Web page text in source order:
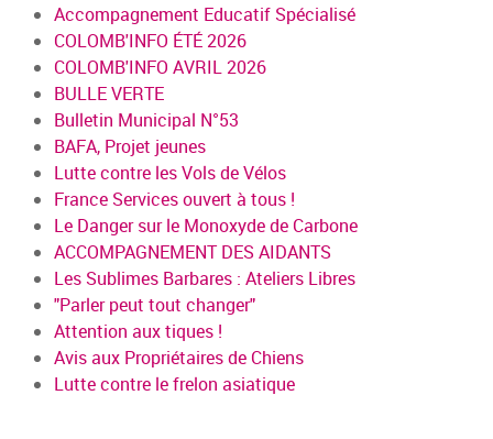
Accompagnement Educatif Spécialisé
COLOMB'INFO ÉTÉ 2026
COLOMB'INFO AVRIL 2026
BULLE VERTE
Bulletin Municipal N°53
BAFA, Projet jeunes
Lutte contre les Vols de Vélos
France Services ouvert à tous !
Le Danger sur le Monoxyde de Carbone
ACCOMPAGNEMENT DES AIDANTS
Les Sublimes Barbares : Ateliers Libres
"Parler peut tout changer"
Attention aux tiques !
Avis aux Propriétaires de Chiens
Lutte contre le frelon asiatique